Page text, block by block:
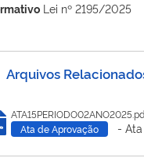
Lei nº 2195/2025
Arquivos
Ata de Aprovação -